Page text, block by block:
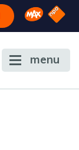
Omroep
NPO
menu